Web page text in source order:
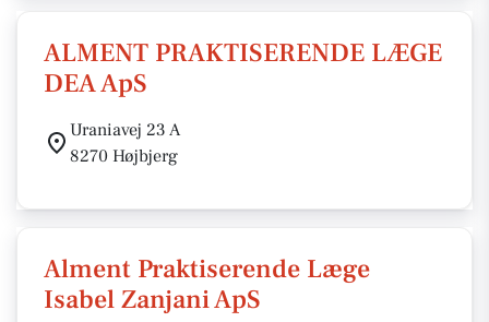
ALMENT PRAKTISERENDE LÆGE
DEA ApS
Uraniavej 23 A
8270 Højbjerg
Alment Praktiserende Læge
Isabel Zanjani ApS